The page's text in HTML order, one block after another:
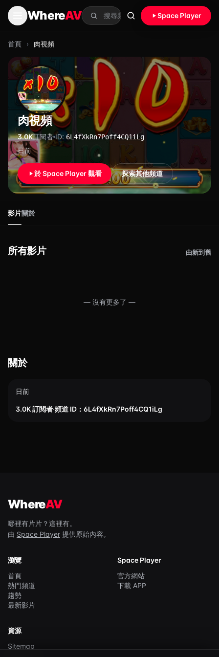
跳至主要內容
WhereAV搜尋
Space Player
首頁 › 肉視頻
肉視頻
3.0K訂閱者 ID: 6L4fXkRn7Poff4CQ1iLg
日前
於 Space Player 觀看 探索其他頻道
影片關於
所有影片 由新到舊
— 沒有更多了 —
關於
日前
3.0K 訂閱者·頻道 ID：6L4fXkRn7Poff4CQ1iLg
WhereAV
哪裡有片片？這裡有。
由 Space Player 提供原始內容。
瀏覽
首頁
熱門頻道
趨勢
最新影片
Space Player
官方網站
下載 APP
資源
Sitemap